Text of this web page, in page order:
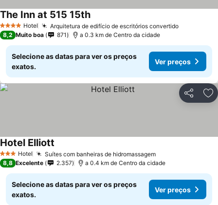
4 EstrelasHotel Arquitetura de edifício de escritórios convertido
The Inn at 515 15th
8,2 Muito boa 871 a 0.3 km de Centro da cidade
Selecione as datas para ver os preços
exatos.
Ver preços
Partilhar
3 EstrelasHotel Suítes com banheiras de hidromassagem
Hotel Elliott
8,8 Excelente 2.357 a 0.4 km de Centro da cidade
Selecione as datas para ver os preços
exatos.
Ver preços